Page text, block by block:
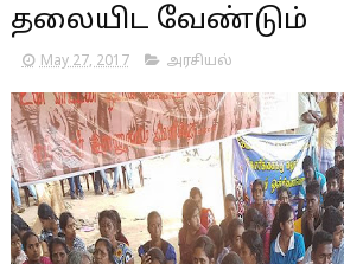
தலையிட வேண்டும்
May 27, 2017 அரசியல்